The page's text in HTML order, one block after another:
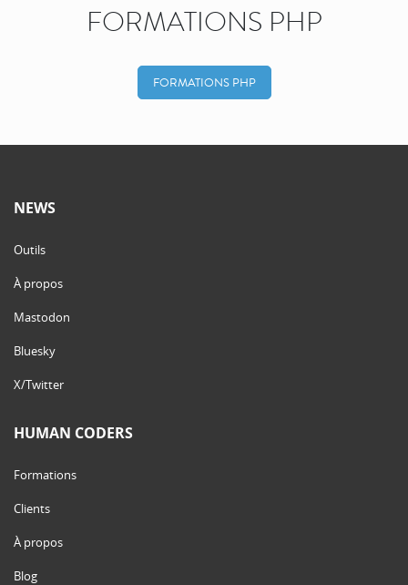
FORMATIONS PHP
FORMATIONS PHP
NEWS
Outils
À propos
Mastodon
Bluesky
X/Twitter
HUMAN CODERS
Formations
Clients
À propos
Blog